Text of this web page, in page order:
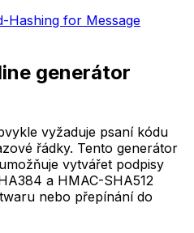
Hashing for Message
generátor
vyžaduje psaní kódu
řádky. Tento generátor
vytvářet podpisy
a HMAC-SHA512
nebo přepínání do